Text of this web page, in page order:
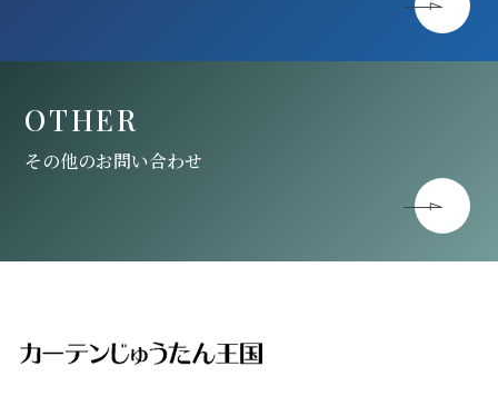
OTHER
その他のお問い合わせ